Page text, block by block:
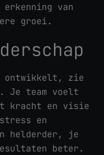
van
groei.
ontwikkelt, zie
team voelt
kracht en visie
en
helderder, je
beter.